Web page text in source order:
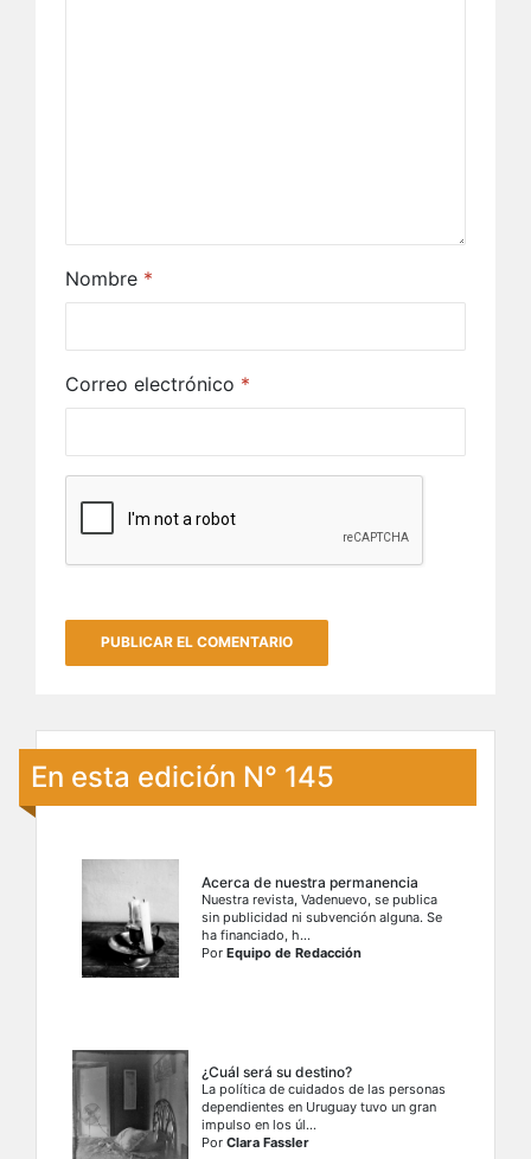
Nombre *
Correo electrónico *
En esta edición N° 145
Acerca de nuestra permanencia
Nuestra revista, Vadenuevo, se publica
sin publicidad ni subvención alguna. Se
ha financiado, h...
PorEquipo de Redacción
¿Cuál será su destino?
La política de cuidados de las personas
dependientes en Uruguay tuvo un gran
impulso en los úl...
PorClara Fassler